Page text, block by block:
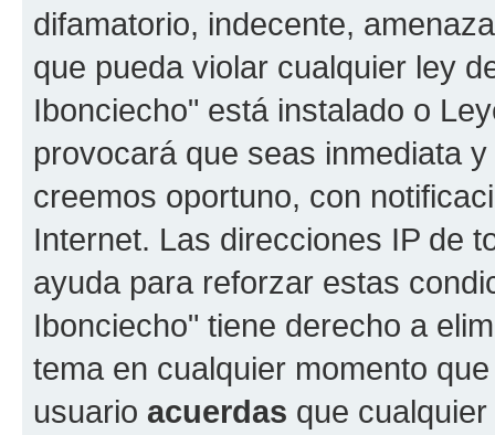
difamatorio, indecente,
que pueda violar cualquier ley
Ibonciecho" está instalado o
provocará que seas inmediata
creemos oportuno, con
Internet. Las direcciones IP de
ayuda para reforzar estas
Ibonciecho" tiene derecho a
tema en cualquier momento
usuario acuerdas que